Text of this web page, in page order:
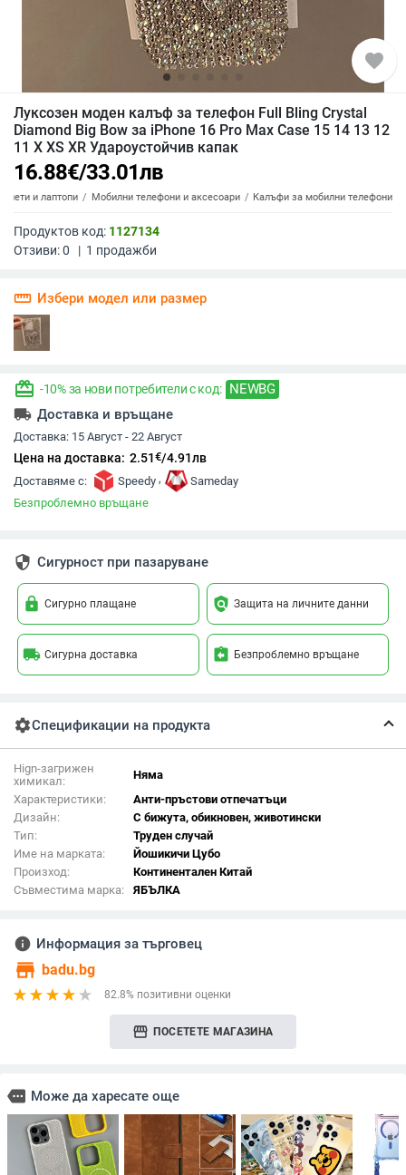
favorite
Луксозен моден калъф за телефон Full Bling Crystal
Diamond Big Bow за iPhone 16 Pro Max Case 15 14 13 12
11 X XS XR Удароустойчив капак
16.88€/33.01лв
и лаптопи Мобилни телефони и аксесоари Калъфи за мобилни телефони
Продуктов код: 1127134
Отзиви:0 | 1 продажби
straighten Избери модел или размер
redeem -10% за нови потребители с код: NEWBG
local_shipping Доставка и връщане
Доставка: 15 Август - 22 Август
Цена на доставка: 2.51€/4.91лв
Доставяме с: Speedy ,
Sameday
Безпроблемно връщане
security Сигурност при пазаруване
lock Сигурно плащане policy Защита на личните данни
local_shipping Сигурна доставка assignment_return Безпроблемно връщане
settingsСпецификации на продукта
Hign-загрижен
химикал:
Няма
Характеристики:
Анти-пръстови отпечатъци
Дизайн:
С бижута, обикновен, животински
Тип:
Труден случай
Име на марката:
Йошикичи Цубо
Произход:
Континентален Китай
Съвместима марка:
ЯБЪЛКА
info Информация за търговец
store badu.bg
82.8% позитивни оценки
storefront ПОСЕТЕТЕ МАГАЗИНА
more Може да харесате още